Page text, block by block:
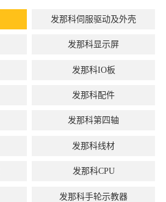
发那科伺服驱动及外壳
发那科显示屏
发那科IO板
发那科配件
发那科第四轴
发那科线材
发那科CPU
发那科手轮示教器